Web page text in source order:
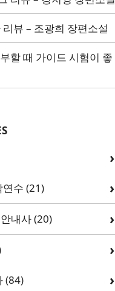
뷰 – 조광희 장편소설
할 때 가이드 시험이 좋
연수 (21)
내사(20)
(84)